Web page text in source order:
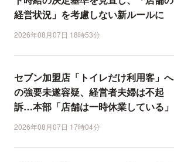
経営状況」を考慮しない新ルールに
2026年08月07日 18時53分
セブン加盟店「トイレだけ利用客」へ
の強要未遂容疑、経営者夫婦は不起
訴…本部「店舗は一時休業している」
2026年08月07日 17時04分